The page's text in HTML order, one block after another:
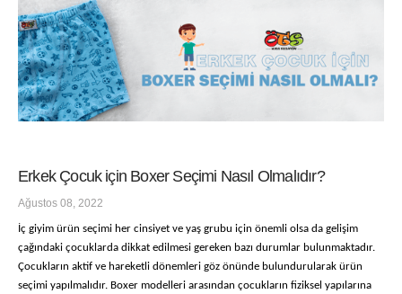
Erkek Çocuk için Boxer Seçimi Nasıl Olmalıdır?
Ağustos 08, 2022
İç giyim ürün seçimi her cinsiyet ve yaş grubu için önemli olsa da gelişim
çağındaki çocuklarda dikkat edilmesi gereken bazı durumlar bulunmaktadır.
Çocukların aktif ve hareketli dönemleri göz önünde bulundurularak ürün
seçimi yapılmalıdır. Boxer modelleri arasından çocukların fiziksel yapılarına